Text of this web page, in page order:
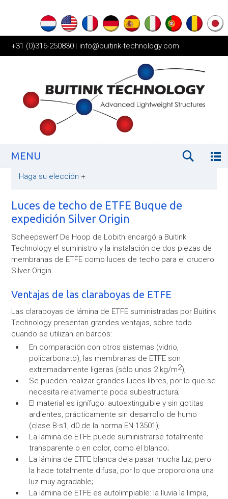
+31 (0)316-250830 | info@buitink-technology.com
MENU
Haga su elección +
Luces de techo de ETFE Buque de
expedición Silver Origin
Scheepswerf De Hoop de Lobith encargó a Buitink
Technology el suministro y la instalación de dos piezas de
membranas de ETFE como luces de techo para el crucero
Silver Origin.
Ventajas de las claraboyas de ETFE
Las claraboyas de lámina de ETFE suministradas por Buitink
Technology presentan grandes ventajas, sobre todo
cuando se utilizan en barcos:
En comparación con otros sistemas (vidrio,
policarbonato), las membranas de ETFE son
extremadamente ligeras (sólo unos 2 kg/m2);
Se pueden realizar grandes luces libres, por lo que se
necesita relativamente poca subestructura;
El material es ignífugo: autoextinguible y sin gotitas
ardientes, prácticamente sin desarrollo de humo
(clase B-s1, d0 de la norma EN 13501);
La lámina de ETFE puede suministrarse totalmente
transparente o en color, como el blanco;
La lámina de ETFE blanca deja pasar mucha luz, pero
la hace totalmente difusa, por lo que proporciona una
luz muy agradable;
La lámina de ETFE es autolimpiable: la lluvia la limpia,